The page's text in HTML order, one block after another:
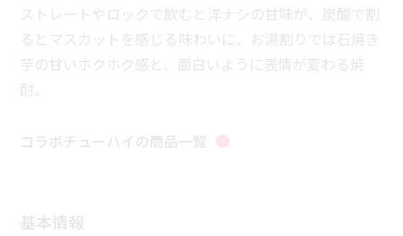
ストレートやロックで飲むと洋ナシの甘味が、炭酸で割
るとマスカットを感じる味わいに、お湯割りでは石焼き
芋の甘いホクホク感と、面白いように表情が変わる焼
酎。
コラボチューハイ の商品一覧
基本情報